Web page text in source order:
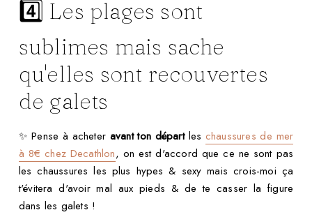
4️⃣ Les plages sont
sublimes mais sache
qu'elles sont recouvertes
de galets
✨ Pense à acheter avant ton départles chaussures de mer
à 8€ chez Decathlon, on est d'accord que ce ne sont pas
les chaussures les plus hypes & sexy mais crois-moi ça
t'évitera d'avoir mal aux pieds & de te casser la figure
dans les galets !